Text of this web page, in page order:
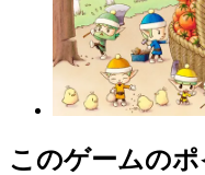
このゲームのポ